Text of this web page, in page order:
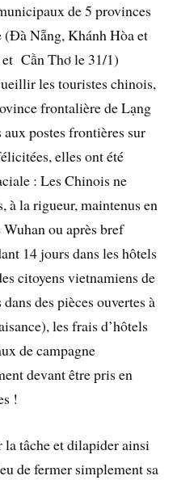
de 5 provinces
Nẵng, Khánh Hòa et
Cần Thơ le 31/1)
les touristes chinois,
frontalière de Lạng
aux postes frontières sur
elles ont été
: Les Chinois ne
à la rigueur, maintenus en
ou après bref
14 jours dans les hôtels
citoyens vietnamiens de
des pièces ouvertes à
les frais d’hôtels
de campagne
devant être pris en
!
tâche et dilapider ainsi
de fermer simplement sa